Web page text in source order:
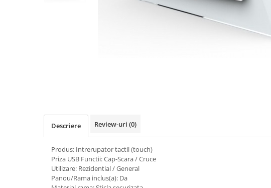
JEEP/CHRYSLER/DODGE
Descriere Review-uri (0)
Produs: Intrerupator tactil (touch)
Priza USB Functii: Cap-Scara / Cruce
Utilizare: Rezidential / General
Panou/Rama inclus(a): Da